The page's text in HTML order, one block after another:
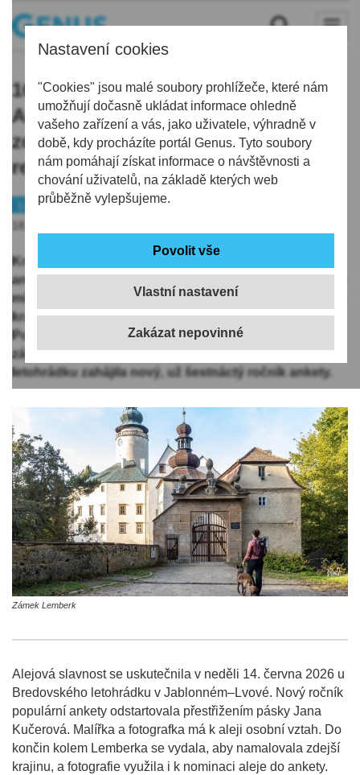
Nastavení cookies
"Cookies" jsou malé soubory prohlížeče, které nám
umožňují dočasně ukládat informace ohledně
vašeho zařízení a vás, jako uživatele, výhradně v
době, kdy procházíte portál Genus. Tyto soubory
nám pomáhají získat informace o návštěvnosti a
chování uživatelů, na základě kterých web
průběžně vylepšujeme.
Vlastní nastavení
16. ročník ankety Alej roku zahájila
Arnika u zámku Lemberk. Vítězství
zdejšího stromořadí je korunováno
rekordem
Liberecko
Veřejný prostor
18.06.2026 | 10:17
Královnou alejí České republiky v roce 2025 se podle
ankety Alej roku stala Lemberská lipová alej ve Lvové –
místní části města Jablonné v Podještědí v Libereckém
kraji. Od lidí získala 1 179 hlasů z celé republiky.
Pořadatel ankety, ekologická organizace Arnika,
zároveň na Alejové slavnosti u Bredovského
letohrádku zahájila nový, už šestnáctý ročník ankety.
Zámek Lemberk
Alejová slavnost se uskutečnila v neděli 14. června 2026 u
Bredovského letohrádku v Jablonném–Lvové. Nový ročník
populární ankety odstartovala přestřižením pásky Jana
Kučerová. Malířka a fotografka má k aleji osobní vztah. Do
končin kolem Lemberka se vydala, aby namalovala zdejší
krajinu, a fotografie využila i k nominaci aleje do ankety.